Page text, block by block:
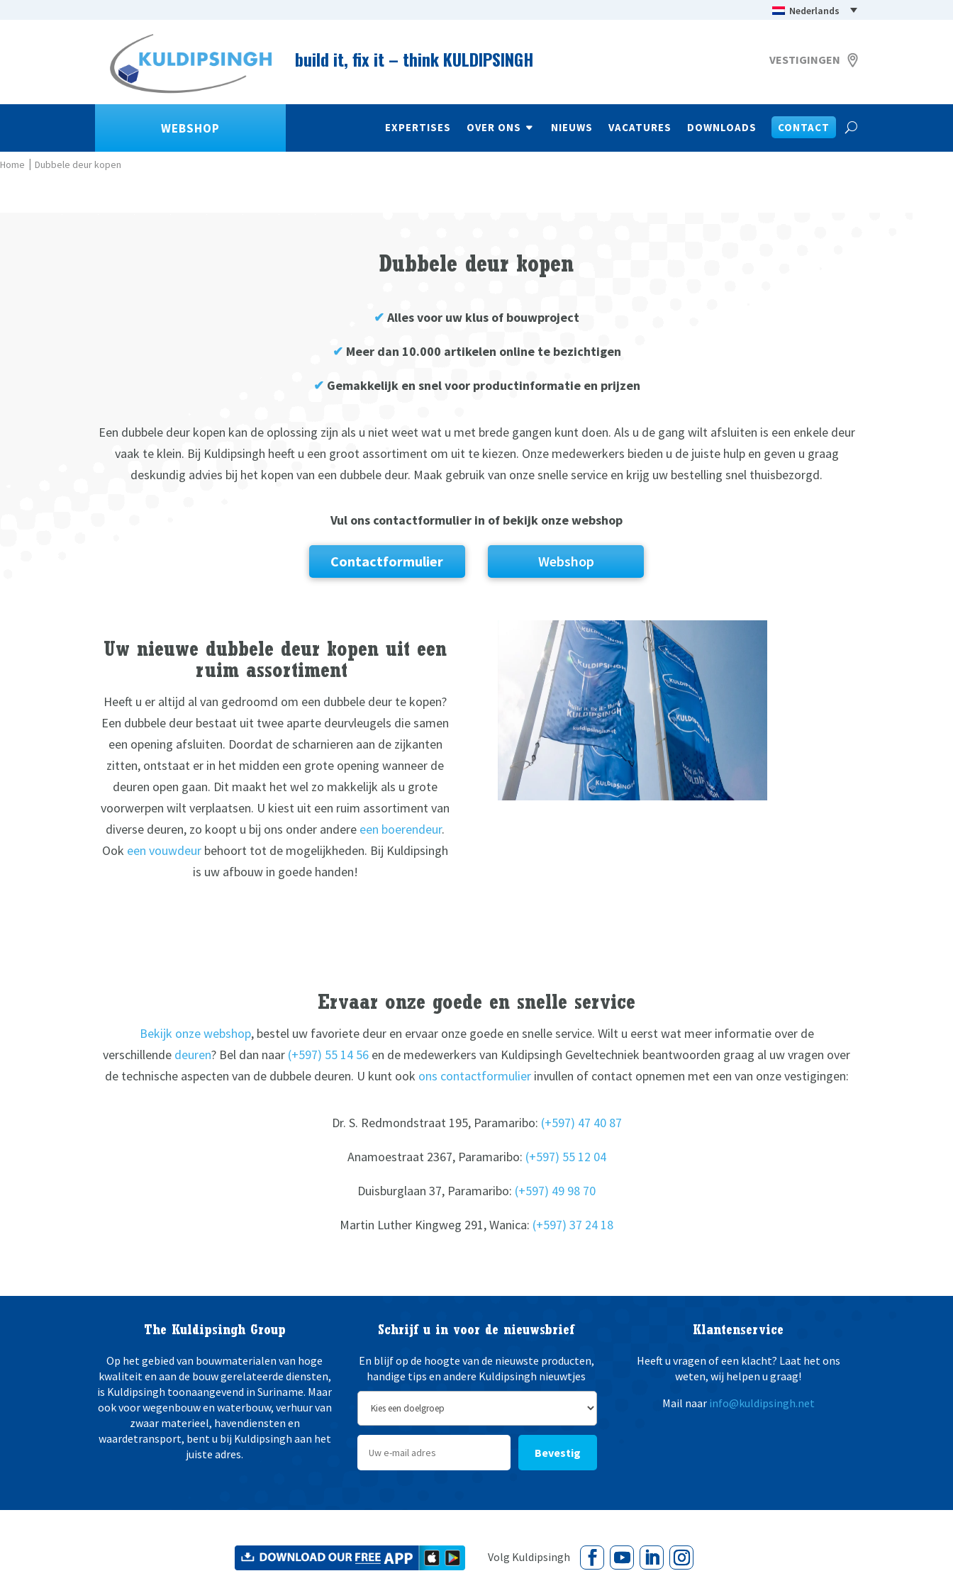
Nederlands
build it, fix it – think KULDIPSINGH VESTIGINGEN
WEBSHOP EXPERTISES OVER ONS NIEUWS VACATURES DOWNLOADS CONTACT
Dubbele deur kopen
Dubbele deur kopen
✔ Alles voor uw klus of bouwproject
✔ Meer dan 10.000 artikelen online te bezichtigen
✔ Gemakkelijk en snel voor productinformatie en prijzen
Een dubbele deur kopen kan de oplossing zijn als u niet weet wat u met brede gangen kunt doen. Als u de gang wilt afsluiten is een enkele deur
vaak te klein. Bij Kuldipsingh heeft u een groot assortiment om uit te kiezen. Onze medewerkers bieden u de juiste hulp en geven u graag
deskundig advies bij het kopen van een dubbele deur. Maak gebruik van onze snelle service en krijg uw bestelling snel thuisbezorgd.
Vul ons contactformulier in of bekijk onze webshop
Contactformulier Webshop
Uw nieuwe dubbele deur kopen uit een
ruim assortiment
Heeft u er altijd al van gedroomd om een dubbele deur te kopen?
Een dubbele deur bestaat uit twee aparte deurvleugels die samen
een opening afsluiten. Doordat de scharnieren aan de zijkanten
zitten, ontstaat er in het midden een grote opening wanneer de
deuren open gaan. Dit maakt het wel zo makkelijk als u grote
voorwerpen wilt verplaatsen. U kiest uit een ruim assortiment van
diverse deuren, zo koopt u bij ons onder andere een boerendeur.
Ook een vouwdeur behoort tot de mogelijkheden. Bij Kuldipsingh
is uw afbouwin goede handen!
Ervaar onze goede en snelle service
Bekijk onze webshop, bestel uw favoriete deur en ervaar onze goede en snelle service. Wilt u eerst wat meer informatie over de
verschillende deuren? Bel dan naar (+597) 55 14 56 en de medewerkers van Kuldipsingh Geveltechniek beantwoorden graag al uw vragen over
de technische aspecten van de dubbele deuren. U kunt ook ons contactformulierinvullen of contact opnemen met een van onze vestigingen:
Dr. S. Redmondstraat 195, Paramaribo: (+597) 47 40 87
Anamoestraat 2367, Paramaribo: (+597) 55 12 04
Duisburglaan 37, Paramaribo: (+597) 49 98 70
Martin Luther Kingweg 291, Wanica: (+597) 37 24 18
The Kuldipsingh Group
Op het gebied van bouwmaterialen van hoge
kwaliteit en aan de bouw gerelateerde diensten,
is Kuldipsingh toonaangevend in Suriname. Maar
ook voor wegenbouw en waterbouw, verhuur van
zwaar materieel, havendiensten en
waardetransport, bent u bij Kuldipsingh aan het
juiste adres.
Schrijf u in voor de nieuwsbrief
En blijf op de hoogte van de nieuwste producten,
handige tips en andere Kuldipsingh nieuwtjes
Bevestig
Klantenservice
Heeft u vragen of een klacht? Laat het ons
weten, wij helpen u graag!
Mail naar info@kuldipsingh.net